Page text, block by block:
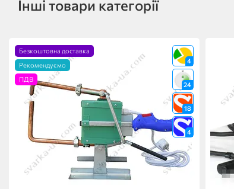
Інші товари категорії
4
24
18
4
Безкоштовна доставка
Рекомендуємо
ПДВ